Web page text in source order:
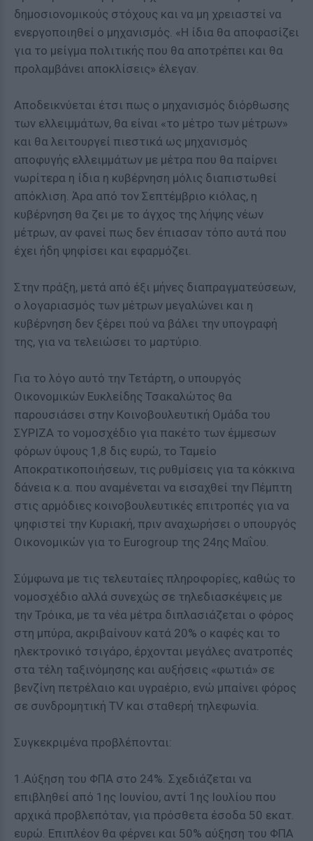
δημοσιονομικούς στόχους και να μη χρειαστεί να
ενεργοποιηθεί ο μηχανισμός. «Η ίδια θα αποφασίζει
για το μείγμα πολιτικής που θα αποτρέπει και θα
προλαμβάνει αποκλίσεις» έλεγαν.
Αποδεικνύεται έτσι πως ο μηχανισμός διόρθωσης
των ελλειμμάτων, θα είναι «το μέτρο των μέτρων»
και θα λειτουργεί πιεστικά ως μηχανισμός
αποφυγής ελλειμμάτων με μέτρα που θα παίρνει
νωρίτερα η ίδια η κυβέρνηση μόλις διαπιστωθεί
απόκλιση. Άρα από τον Σεπτέμβριο κιόλας, η
κυβέρνηση θα ζει με το άγχος της λήψης νέων
μέτρων, αν φανεί πως δεν έπιασαν τόπο αυτά που
έχει ήδη ψηφίσει και εφαρμόζει.
Στην πράξη, μετά από έξι μήνες διαπραγματεύσεων,
ο λογαριασμός των μέτρων μεγαλώνει και η
κυβέρνηση δεν ξέρει πού να βάλει την υπογραφή
της, για να τελειώσει το μαρτύριο.
Για το λόγο αυτό την Τετάρτη, ο υπουργός
Οικονομικών Ευκλείδης Τσακαλώτος θα
παρουσιάσει στην Κοινοβουλευτική Ομάδα του
ΣΥΡΙΖΑ το νομοσχέδιο για πακέτο των έμμεσων
φόρων ύψους 1,8 δις ευρώ, το Ταμείο
Αποκρατικοποιήσεων, τις ρυθμίσεις για τα κόκκινα
δάνεια κ.α. που αναμένεται να εισαχθεί την Πέμπτη
στις αρμόδιες κοινοβουλευτικές επιτροπές για να
ψηφιστεί την Κυριακή, πριν αναχωρήσει ο υπουργός
Οικονομικών για το Eurogroup της 24ης Μαΐου.
Σύμφωνα με τις τελευταίες πληροφορίες, καθώς το
νομοσχέδιο αλλά συνεχώς σε τηλεδιασκέψεις με
την Τρόικα, με τα νέα μέτρα διπλασιάζεται ο φόρος
στη μπύρα, ακριβαίνουν κατά 20% ο καφές και το
ηλεκτρονικό τσιγάρο, έρχονται μεγάλες ανατροπές
στα τέλη ταξινόμησης και αυξήσεις «φωτιά» σε
βενζίνη πετρέλαιο και υγραέριο, ενώ μπαίνει φόρος
σε συνδρομητική TV και σταθερή τηλεφωνία.
Συγκεκριμένα προβλέπονται:
1.Αύξηση του ΦΠΑ στο 24%. Σχεδιάζεται να
επιβληθεί από 1ης Ιουνίου, αντί 1ης Ιουλίου που
αρχικά προβλεπόταν, για πρόσθετα έσοδα 50 εκατ.
ευρώ. Επιπλέον θα φέρνει και 50% αύξηση του ΦΠΑ